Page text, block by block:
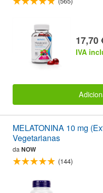
17,70
IVA
MELATONINA 10 mg
Vegetarianas
da NOW
(144)